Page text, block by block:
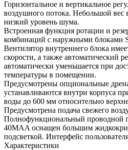
Горизонтальное и вертикальное
воздушного потока. Небольшой вес
низкий уровень шума.
Встроенная функция ротации и
комбинаций с наружными блоками
Вентилятор внутреннего блока
скорости, а также автоматический
автоматически уменьшается при
температуры в помещении.
Предусмотрены опциональные
устанавливаются внутри корпуса
воды до 600 мм относительно
Предусмотрена подача свежего
Полнофункциональный проводной
40MAA оснащен большим
подсветкой. Интерфейс
Характеристики